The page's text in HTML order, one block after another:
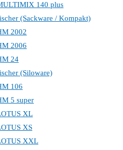
140 plus
(Sackware / Kompakt)
2002
2006
24
(Siloware)
106
5 super
XL
XS
XXL